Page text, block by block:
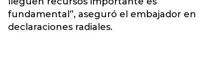
fundamental”, aseguró el embajador en
declaraciones radiales.